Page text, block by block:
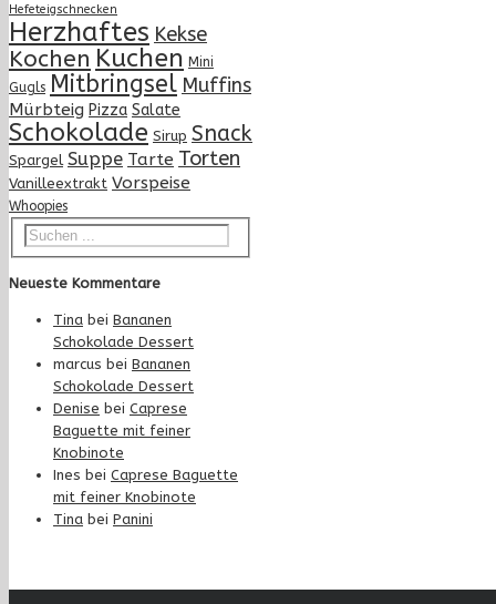
Hefeteigschnecken
Herzhaftes Kekse
Kochen Kuchen Mini
Gugls Mitbringsel Muffins
Mürbteig Pizza Salate
Schokolade Sirup Snack
Spargel Suppe Tarte Torten
Vanilleextrakt Vorspeise
Whoopies
Neueste Kommentare
Tina bei Bananen
Schokolade Dessert
marcus bei Bananen
Schokolade Dessert
Denise bei Caprese
Baguette mit feiner
Knobinote
Ines bei Caprese Baguette
mit feiner Knobinote
Tina bei Panini